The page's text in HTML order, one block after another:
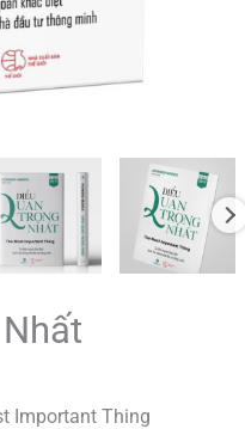
Important Thing